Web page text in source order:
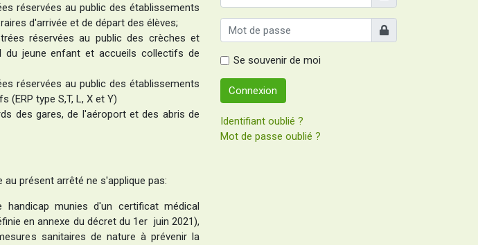
réservées au public des établissements
d'arrivée et de départ des élèves;
réservées au public des crèches et
du jeune enfant et accueils collectifs de
réservées au public des établissements
(ERP type S,T, L, X et Y)
des gares, de l'aéroport et des abris de
présent arrêté ne s'applique pas:
munies d'un certificat médical
en annexe du décret du 1er juin 2021),
sanitaires de nature à prévenir la
Afficher
Se souvenir de moi
Connexion
Identifiant oublié ?
Mot de passe oublié ?